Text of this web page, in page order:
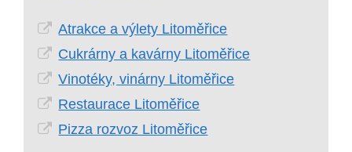
Atrakce a výlety Litoměřice
Cukrárny a kavárny Litoměřice
Vinotéky, vinárny Litoměřice
Restaurace Litoměřice
Pizza rozvoz Litoměřice